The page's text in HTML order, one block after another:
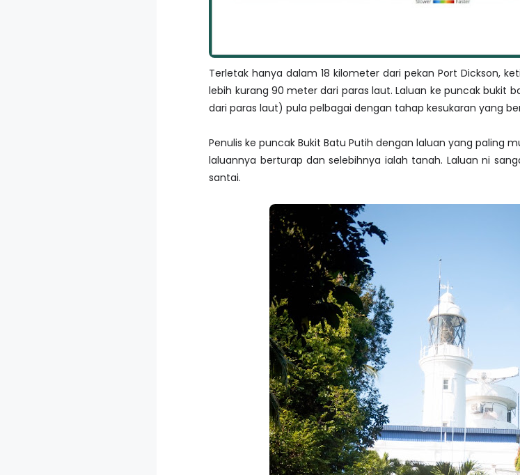
Terletak hanya dalam 18 kilometer dari pekan Port Dickson,
lebih kurang 90 meter dari paras laut. Laluan ke puncak bukit
dari paras laut) pula pelbagai dengan tahap kesukaran yang
Penulis ke puncak Bukit Batu Putih dengan laluan yang paling
laluannya berturap dan selebihnya ialah tanah. Laluan ni
santai.